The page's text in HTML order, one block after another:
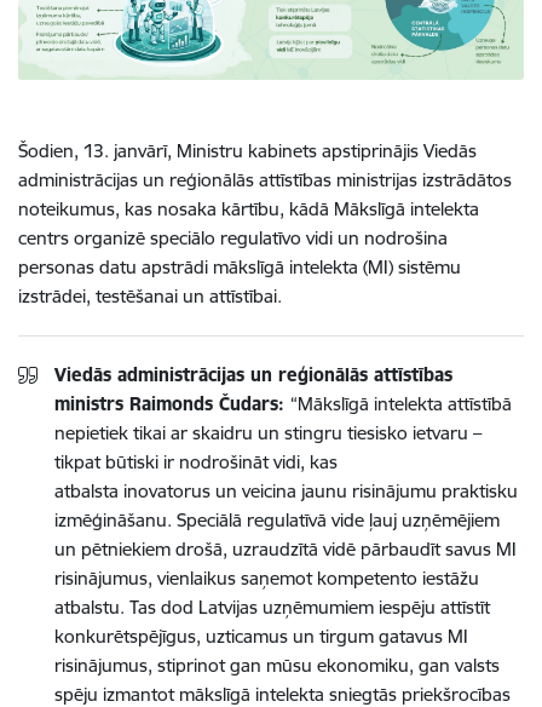
Šodien, 13. janvārī, Ministru kabinets apstiprinājis Viedās
administrācijas un reģionālās attīstības ministrijas izstrādātos
noteikumus, kas nosaka kārtību, kādā Mākslīgā intelekta
centrs organizē speciālo regulatīvo vidi un nodrošina
personas datu apstrādi mākslīgā intelekta (MI) sistēmu
izstrādei, testēšanai un attīstībai.
Viedās administrācijas un reģionālās attīstības
ministrs Raimonds Čudars: “Mākslīgā intelekta attīstībā
nepietiek tikai ar skaidru un stingru tiesisko ietvaru –
tikpat būtiski ir nodrošināt vidi, kas
atbalsta inovatorus un veicina jaunu risinājumu praktisku
izmēģināšanu. Speciālā regulatīvā vide ļauj uzņēmējiem
un pētniekiem drošā, uzraudzītā vidē pārbaudīt savus MI
risinājumus, vienlaikus saņemot kompetento iestāžu
atbalstu. Tas dod Latvijas uzņēmumiem iespēju attīstīt
konkurētspējīgus, uzticamus un tirgum gatavus MI
risinājumus, stiprinot gan mūsu ekonomiku, gan valsts
spēju izmantot mākslīgā intelekta sniegtās priekšrocības